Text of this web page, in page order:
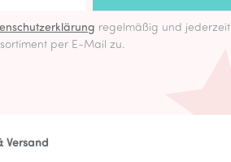
regelmäßig und jederzeit
per E-Mail zu.
Versand